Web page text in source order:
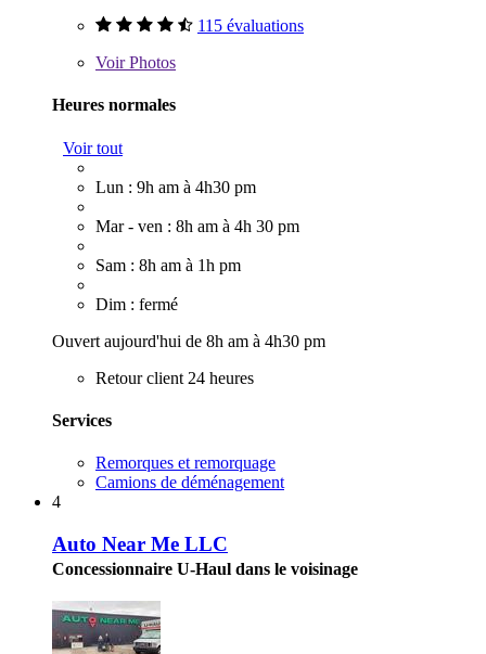
115 évaluations
VoirPhotos
Heures normales
Voir tout
Lun : 9h am à 4h30 pm
Mar - ven : 8h am à 4h 30 pm
Sam : 8h am à 1h pm
Dim : fermé
Ouvert aujourd'hui de 8h am à 4h30 pm
Retour client 24 heures
Services
Remorques et remorquage
Camions de déménagement
4
Auto Near Me LLC
Concessionnaire U-Haul dans le voisinage